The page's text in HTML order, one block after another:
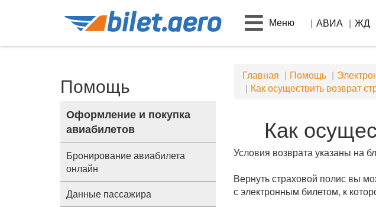
Меню АВИА ЖД
Помощь
Оформление и покупка
авиабилетов
Бронирование авиабилета
онлайн
Данные пассажира
Главная Помощь
Как осуществить возврат
Как
Условия возврата указаны на
Вернуть страховой полис вы
с электронным билетом, к